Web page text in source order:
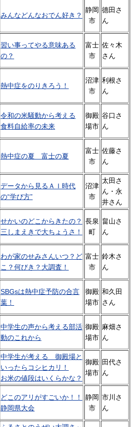
みんなどんなおでん好き？
静岡
市
德田さ
ん
習い事ってやる意味ある
の？
富士
市
佐々木
さん
熱中症をのりきろう！
沼津
市
利根さ
ん
令和の米騒動から考える
食料自給率の未来
御殿
場市
谷口さ
ん
熱中症の夏 富士の夏
富士
市
佐藤さ
ん
データから見るＡＩ時代
の“学び方”
沼津
市
太田さ
ん・永
井さん
せかいのどこからきたの？
三しまえきで大ちょうさ！
長泉
町
畠山さ
ん
わが家のせみさんいつ？ど
こ？何びき？大調査！
富士
市
鈴木さ
ん
SBGsは熱中症予防の合言
葉！
御殿
場市
和久田
さん
中学生の声から考える部活
動のこれから
御殿
場市
麻畑さ
ん
中学生が考える 御殿場と
いったらコシヒカリ！
お米の値段はいくらかな？
御殿
場市
田代さ
ん
どこのアリがすごいか！！
静岡県大会
静岡
市
市川さ
ん